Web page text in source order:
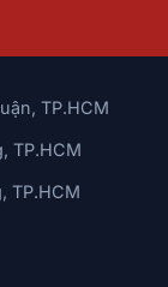
TP.HCM
TP.HCM
TP.HCM